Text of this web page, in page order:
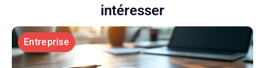
intéresser
Entreprise